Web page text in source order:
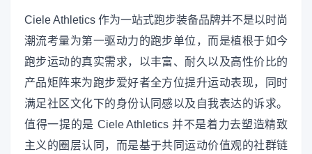
Ciele Athletics 作为一站式跑步装备品牌并不是以时尚
潮流考量为第一驱动力的跑步单位，而是植根于如今
跑步运动的真实需求，以丰富、耐久以及高性价比的
产品矩阵来为跑步爱好者全方位提升运动表现，同时
满足社区文化下的身份认同感以及自我表达的诉求。
值得一提的是 Ciele Athletics 并不是着力去塑造精致
主义的圈层认同，而是基于共同运动价值观的社群链